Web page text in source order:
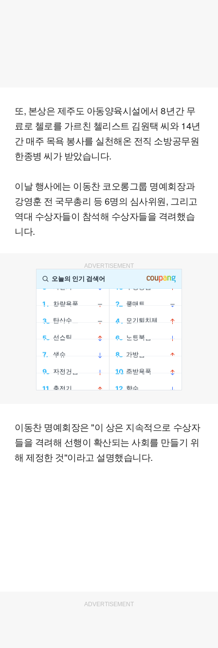
또, 본상은 제주도 아동양육시설에서 8년간 무
료로 첼로를 가르친 첼리스트 김원택 씨와 14년
간 매주 목욕 봉사를 실천해온 전직 소방공무원
한종병 씨가 받았습니다.
이날 행사에는 이동찬 코오롱그룹 명예회장과
강영훈 전 국무총리 등 6명의 심사위원, 그리고
역대 수상자들이 참석해 수상자들을 격려했습
니다.
ADVERTISEMENT
이동찬 명예회장은 "이 상은 지속적으로 수상자
들을 격려해 선행이 확산되는 사회를 만들기 위
해 제정한 것"이라고 설명했습니다.
ADVERTISEMENT